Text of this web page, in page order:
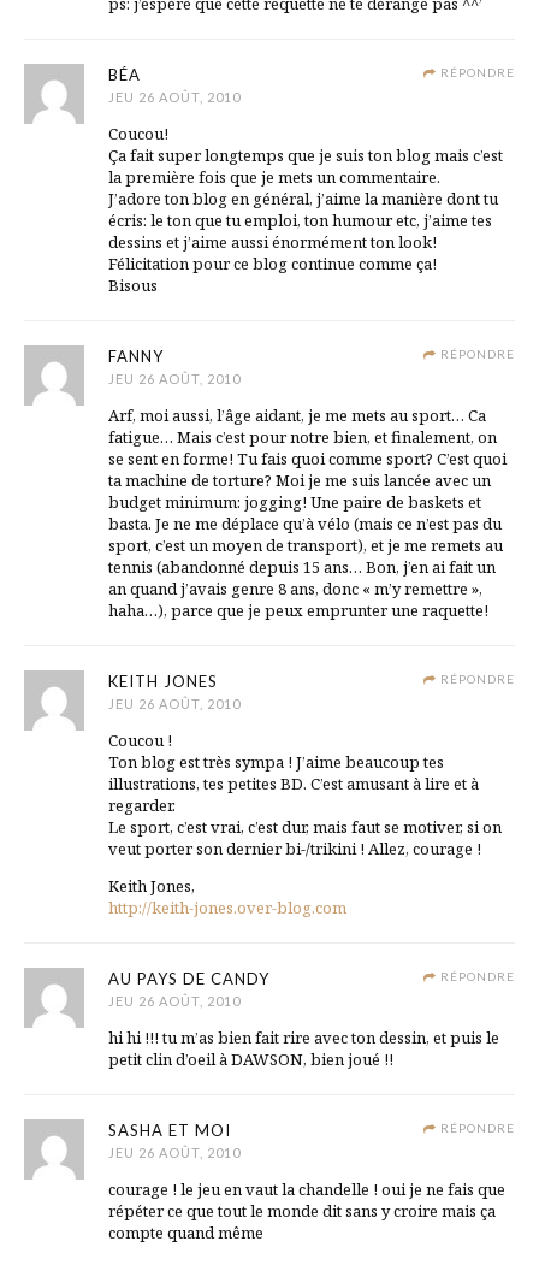
RÉPONDRE
BÉA
JEU 26 AOÛT, 2010
Coucou!
Ça fait super longtemps que je suis ton blog mais c’est
la première fois que je mets un commentaire.
J’adore ton blog en général, j’aime la manière dont tu
écris: le ton que tu emploi, ton humour etc, j’aime tes
dessins et j’aime aussi énormément ton look!
Félicitation pour ce blog continue comme ça!
Bisous
RÉPONDRE
FANNY
JEU 26 AOÛT, 2010
Arf, moi aussi, l’âge aidant, je me mets au sport… Ca
fatigue… Mais c’est pour notre bien, et finalement, on
se sent en forme! Tu fais quoi comme sport? C’est quoi
ta machine de torture? Moi je me suis lancée avec un
budget minimum: jogging! Une paire de baskets et
basta. Je ne me déplace qu’à vélo (mais ce n’est pas du
sport, c’est un moyen de transport), et je me remets au
tennis (abandonné depuis 15 ans… Bon, j’en ai fait un
an quand j’avais genre 8 ans, donc « m’y remettre »,
haha…), parce que je peux emprunter une raquette!
RÉPONDRE
KEITH JONES
JEU 26 AOÛT, 2010
Coucou !
Ton blog est très sympa ! J’aime beaucoup tes
illustrations, tes petites BD. C’est amusant à lire et à
regarder.
Le sport, c’est vrai, c’est dur, mais faut se motiver, si on
veut porter son dernier bi-/trikini ! Allez, courage !
Keith Jones,
http://keith-jones.over-blog.com
RÉPONDRE
AU PAYS DE CANDY
JEU 26 AOÛT, 2010
hi hi !!! tu m’as bien fait rire avec ton dessin, et puis le
petit clin d’oeil à DAWSON, bien joué !!
RÉPONDRE
SASHA ET MOI
JEU 26 AOÛT, 2010
courage ! le jeu en vaut la chandelle ! oui je ne fais que
répéter ce que tout le monde dit sans y croire mais ça
compte quand même